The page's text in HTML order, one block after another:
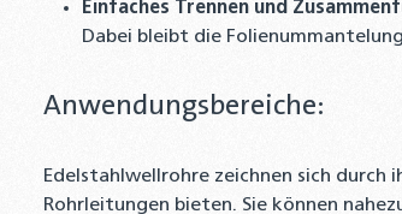
Einfaches Trennen und
Dabei bleibt die
Anwendungsbereiche:
Edelstahlwellrohre zeichnen sich
Rohrleitungen bieten. Sie können